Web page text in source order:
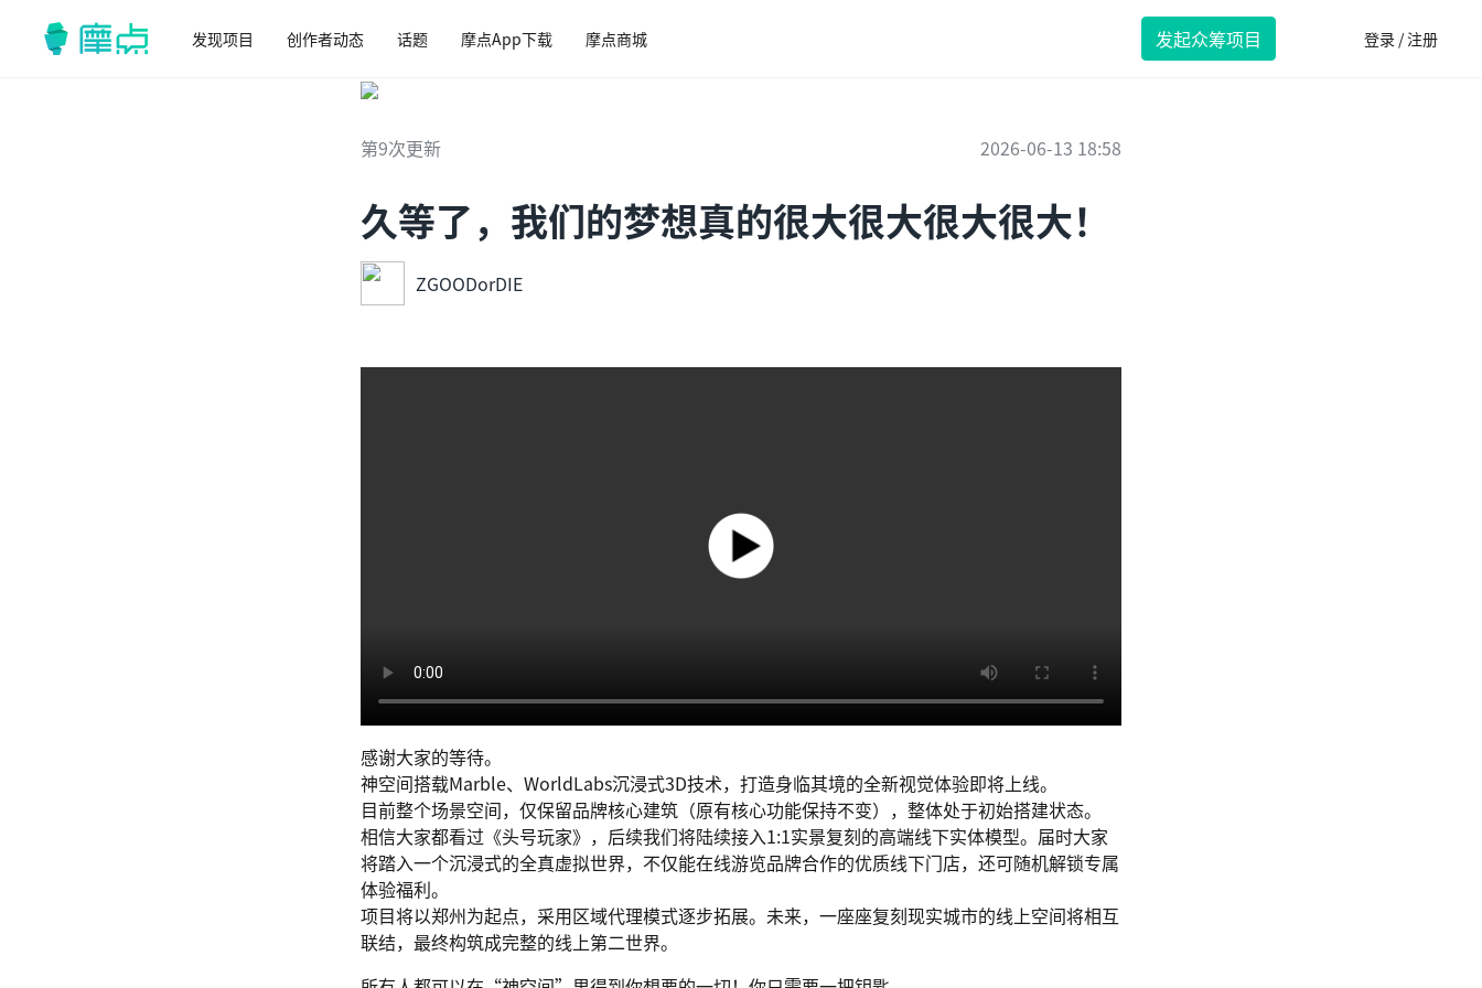
发现项目 创作者动态 话题 摩点App下载 摩点商城 发起众筹项目 登录 / 注册
第9次更新 2026-06-13 18:58
久等了，我们的梦想真的很大很大很大很大！
ZGOODorDIE
感谢大家的等待。
神空间搭载Marble、WorldLabs沉浸式3D技术，打造身临其境的全新视觉体验即将上线。
目前整个场景空间，仅保留品牌核心建筑（原有核心功能保持不变），整体处于初始搭建状态。
相信大家都看过《头号玩家》，后续我们将陆续接入1:1实景复刻的高端线下实体模型。届时大家
将踏入一个沉浸式的全真虚拟世界，不仅能在线游览品牌合作的优质线下门店，还可随机解锁专属
体验福利。
项目将以郑州为起点，采用区域代理模式逐步拓展。未来，一座座复刻现实城市的线上空间将相互
联结，最终构筑成完整的线上第二世界。